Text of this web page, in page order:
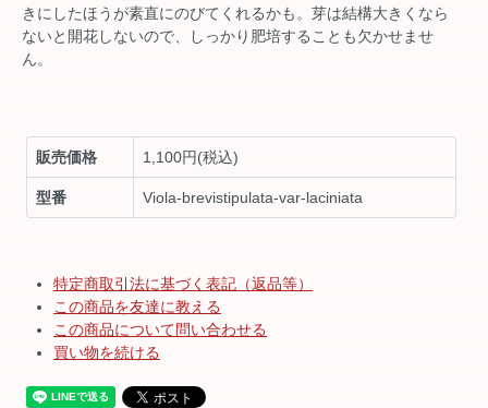
きにしたほうが素直にのびてくれるかも。芽は結構大きくなら
ないと開花しないので、しっかり肥培することも欠かせませ
ん。
販売価格 1,100円(税込)
型番 Viola-brevistipulata-var-laciniata
特定商取引法に基づく表記（返品等）
この商品を友達に教える
この商品について問い合わせる
買い物を続ける